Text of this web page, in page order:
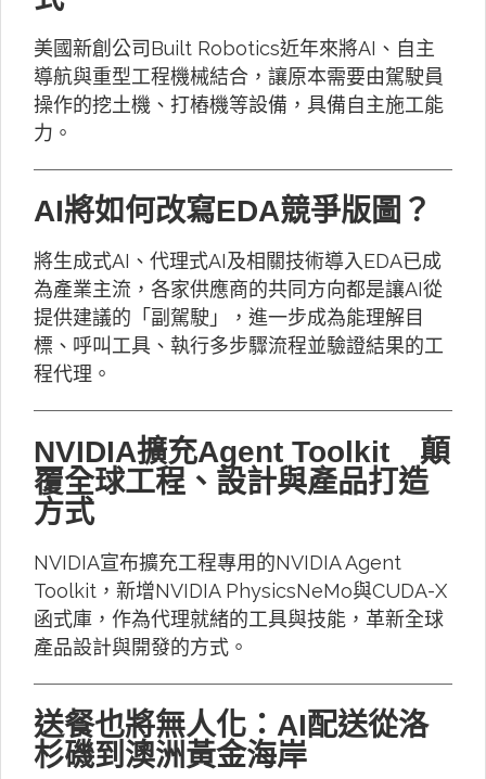
美國新創公司Built Robotics近年來將AI、自主
導航與重型工程機械結合，讓原本需要由駕駛員
操作的挖土機、打樁機等設備，具備自主施工能
力。
AI將如何改寫EDA競爭版圖？
將生成式AI、代理式AI及相關技術導入EDA已成
為產業主流，各家供應商的共同方向都是讓AI從
提供建議的「副駕駛」，進一步成為能理解目
標、呼叫工具、執行多步驟流程並驗證結果的工
程代理。
NVIDIA擴充Agent Toolkit 顛
覆全球工程、設計與產品打造
方式
NVIDIA宣布擴充工程專用的NVIDIA Agent
Toolkit，新增NVIDIA PhysicsNeMo與CUDA-X
函式庫，作為代理就緒的工具與技能，革新全球
產品設計與開發的方式。
送餐也將無人化：AI配送從洛
杉磯到澳洲黃金海岸